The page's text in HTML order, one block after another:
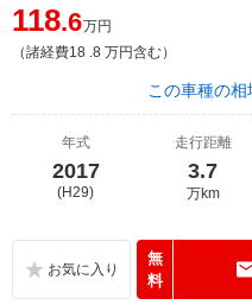
118.6万円
（諸経費18 .8 万円含む）
この車種の相
年式
2017
(H29)
走行距離
3.7
万km
無
料